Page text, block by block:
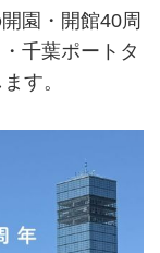
園・開館40周
千葉ポートタ
す。